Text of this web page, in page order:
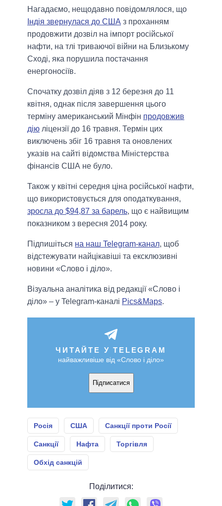
Нагадаємо, нещодавно повідомлялося, що
Індія звернулася до США з проханням
продовжити дозвіл на імпорт російської
нафти, на тлі триваючої війни на Близькому
Сході, яка порушила постачання
енергоносіїв.
Спочатку дозвіл діяв з 12 березня до 11
квітня, однак після завершення цього
терміну американський Мінфін продовжив
дію ліцензії до 16 травня. Термін цих
виключень збіг 16 травня та оновлених
указів на сайті відомства Міністерства
фінансів США не було.
Також у квітні середня ціна російської нафти,
що використовується для оподаткування,
зросла до $94,87 за барель, що є найвищим
показником з вересня 2014 року.
Підпишіться на наш Telegram-канал, щоб
відстежувати найцікавіші та ексклюзивні
новини «Слово і діло».
Візуальна аналітика від редакції «Слово і
діло» – у Telegram-каналі Pics&Maps.
ЧИТАЙТЕ У TELEGRAM
найважливіше від «Слово і діло»
Підписатися
Росія США Санкції проти Росії
Санкції Нафта Торгівля
Обхід санкцій
Поділитися: